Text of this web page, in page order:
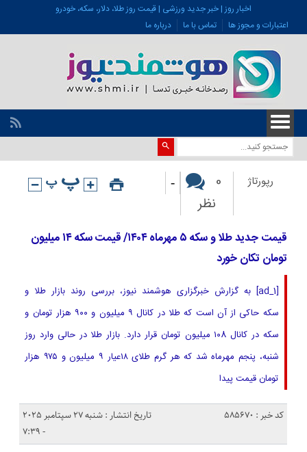
اخبار روز | خبر جدید ورزشی | قیمت روز طلا، دلار، سکه، خودرو
اعتبارات و مجوز ها
تماس با ما درباره ما
رپورتاژ
0
نظر
-
قیمت جدید طلا و سکه ۵ مهرماه ۱۴۰۴/ قیمت سکه ۱۴ میلیون
تومان تکان خورد
[ad_1] به گزارش خبرگزاری هوشمند نیوز، بررسی روند بازار طلا و
سکه حاکی از آن است که طلا در کانال ۹ میلیون و ۹۰۰ هزار تومان و
سکه در کانال ۱۰8 میلیون تومان قرار دارد. بازار طلا در حالی وارد روز
شنبه، پنجم مهرماه شد که هر گرم طلای ۱۸عیار ۹ میلیون و ۹۷۵ هزار
تومان قیمت پیدا
کد خبر : 585670
تاریخ انتشار : شنبه 27 سپتامبر 2025
- 7:39